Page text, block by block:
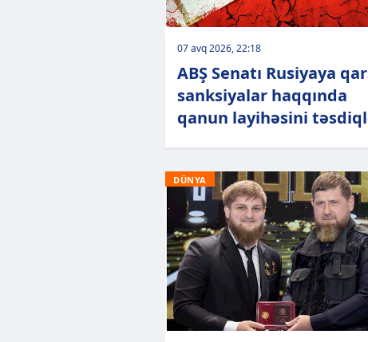
07 avq 2026, 22:18
ABŞ Senatı Rusiyaya
sanksiyalar haqqında
qanun layihəsini
DÜNYA